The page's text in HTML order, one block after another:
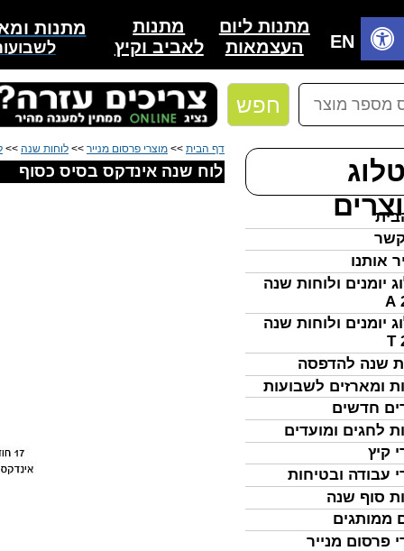
חפש
אותנו
יומנים ולוחות שנה
יומנים ולוחות שנה
שנה להדפסה
ומארזים לשבועות
חדשים
לחגים ומועדים
קיץ
עבודה ובטיחות
סוף שנה
ממותגים
פרסום מנייר
EN
מתנות
לאביב וקיץ
מתנות
מתנות ליום
העצמאות
דף הבית >> מוצרי פרסום מנייר >> לוחות שנה >>
לוח שנה אינדקס בסיס כסוף